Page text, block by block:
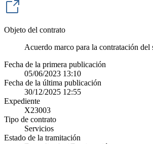
Objeto del contrato
Acuerdo marco para la contratación
Fecha de la primera publicación
05/06/2023 13:10
Fecha de la última publicación
30/12/2025 12:55
Expediente
X23003
Tipo de contrato
Servicios
Estado de la tramitación